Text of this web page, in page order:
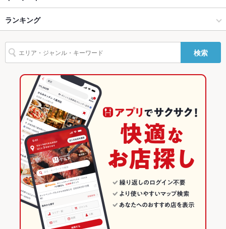
Wi-Fi
バリアフリ
ー
なし
バンド演奏 可
TV・プロジ
ェクタ
あり
英語メニュ
あり
その他設備 男女兼用トイレ
その他
飲み放題 なし
なし
烏丸五条・京都駅周辺 × 洋・和洋・各国料理・その他
京都駅 × ダイニングバー・バル
京都駅 × 洋・和洋・各国料理・その他
京都駅 × 洋・和洋・各国料理・その他
京都
京都 × ダイニングバー・バル
京都 × 洋・和洋・各国料理・その他
フライドポテト
ランキング
京都のグルメランキング
京都のダイニングバー・バルランキング
烏丸五条・京都駅周辺のグルメランキング
烏丸五条・京都駅周辺のダイニングバー・バルランキング
京都駅のグルメランキング
京都駅のダイニングバー・バルランキング
検索